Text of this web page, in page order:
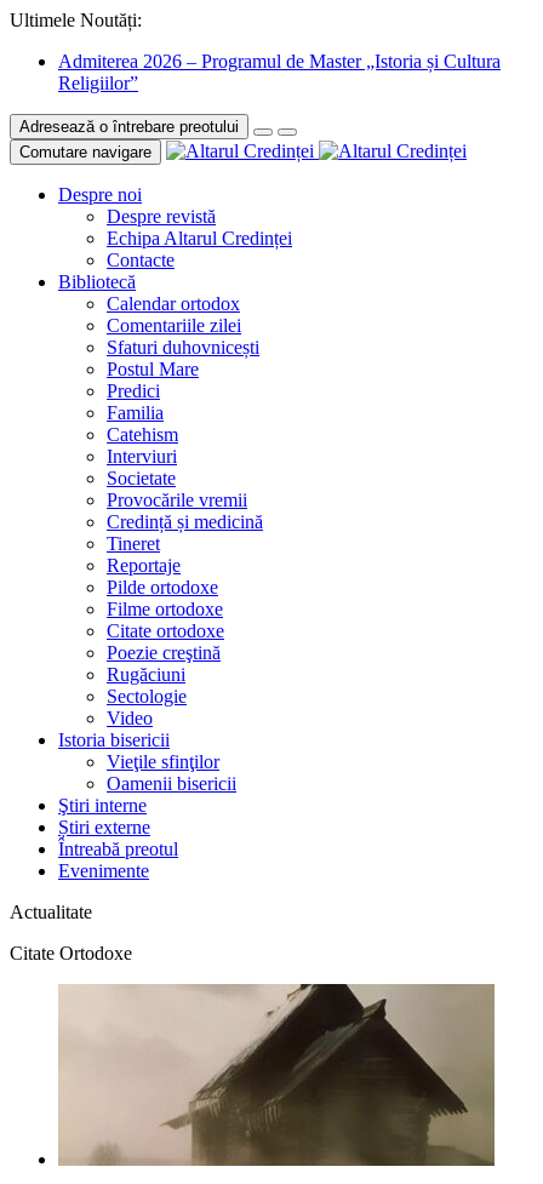
Ultimele Noutăți:
Admiterea 2026 – Programul de Master „Istoria și Cultura
Religiilor”
Adresează o întrebare preotului
Comutare navigare
Despre noi
Despre revistă
Echipa Altarul Credinței
Contacte
Bibliotecă
Calendar ortodox
Comentariile zilei
Sfaturi duhovnicești
Postul Mare
Predici
Familia
Catehism
Interviuri
Societate
Provocările vremii
Credință și medicină
Tineret
Reportaje
Pilde ortodoxe
Filme ortodoxe
Citate ortodoxe
Poezie creştină
Rugăciuni
Sectologie
Video
Istoria bisericii
Vieţile sfinţilor
Oamenii bisericii
Ştiri interne
Știri externe
Întreabă preotul
Evenimente
Actualitate
Citate Ortodoxe